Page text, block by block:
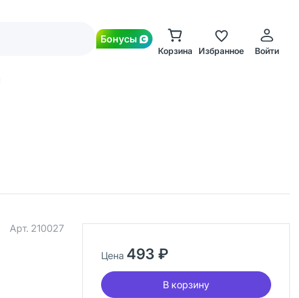
Бонусы
Корзина Избранное Войти
Арт. 210027
Цена 493 ₽
В корзину